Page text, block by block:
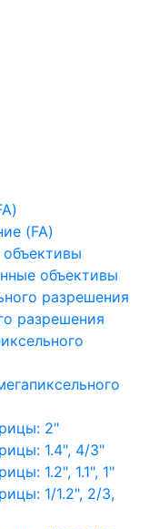
(FA)
объективы
разрешения
разрешения
2"
1.4", 4/3"
1.2", 1.1", 1"
1/1.2", 2/3,